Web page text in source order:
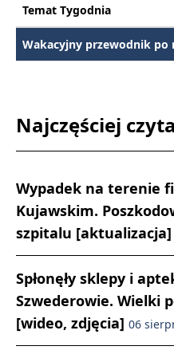
Temat Tygodnia
Wakacyjny przewodnik po
Najczęściej
Wypadek na terenie
Kujawskim.
szpitalu [aktualizacja]
Spłonęły sklepy i
Szwederowie. Wielki
[wideo, zdjęcia] 06